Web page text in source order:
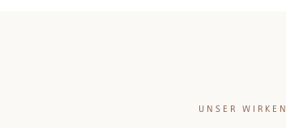
UNSER WIRKEN